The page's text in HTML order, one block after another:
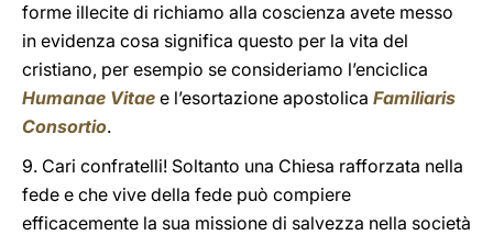
forme illecite di richiamo alla coscienza avete messo
in evidenza cosa significa questo per la vita del
cristiano, per esempio se consideriamo l’enciclica
Humanae Vitae e l’esortazione apostolica Familiaris
Consortio.
9. Cari confratelli! Soltanto una Chiesa rafforzata nella
fede e che vive della fede può compiere
efficacemente la sua missione di salvezza nella società